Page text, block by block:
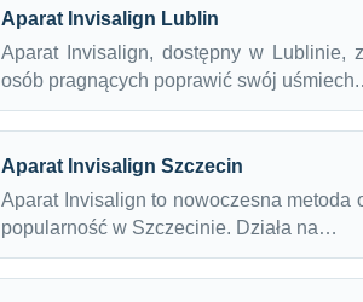
Aparat Invisalign Lublin
Aparat Invisalign, dostępny w Lublinie,
osób pragnących poprawić swój
Aparat Invisalign Szczecin
Aparat Invisalign to nowoczesna metoda
popularność w Szczecinie. Działa na…